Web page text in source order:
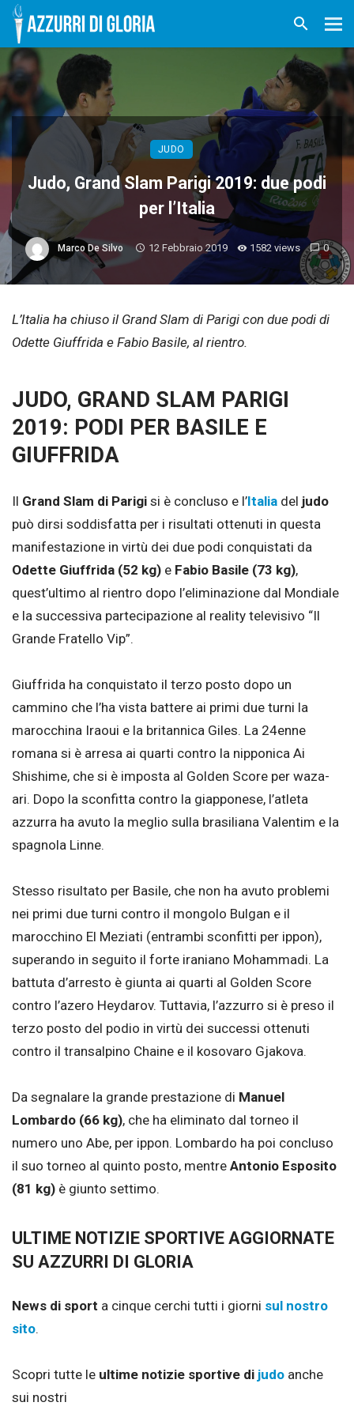
JUDO
Judo, Grand Slam Parigi 2019: due podi
per l’Italia
Marco De Silvo 12 Febbraio 2019 1582 views 0
L’Italia ha chiuso il Grand Slam di Parigi con due podi di
Odette Giuffrida e Fabio Basile, al rientro.
JUDO, GRAND SLAM PARIGI
2019: PODI PER BASILE E
GIUFFRIDA
Il Grand Slam di Parigi si è concluso e l’Italia del judo
può dirsi soddisfatta per i risultati ottenuti in questa
manifestazione in virtù dei due podi conquistati da
Odette Giuffrida (52 kg) e Fabio Basile (73 kg),
quest’ultimo al rientro dopo l’eliminazione dal Mondiale
e la successiva partecipazione al reality televisivo “Il
Grande Fratello Vip”.
Giuffrida ha conquistato il terzo posto dopo un
cammino che l’ha vista battere ai primi due turni la
marocchina Iraoui e la britannica Giles. La 24enne
romana si è arresa ai quarti contro la nipponica Ai
Shishime, che si è imposta al Golden Score per waza-
ari. Dopo la sconfitta contro la giapponese, l’atleta
azzurra ha avuto la meglio sulla brasiliana Valentim e la
spagnola Linne.
Stesso risultato per Basile, che non ha avuto problemi
nei primi due turni contro il mongolo Bulgan e il
marocchino El Meziati (entrambi sconfitti per ippon),
superando in seguito il forte iraniano Mohammadi. La
battuta d’arresto è giunta ai quarti al Golden Score
contro l’azero Heydarov. Tuttavia, l’azzurro si è preso il
terzo posto del podio in virtù dei successi ottenuti
contro il transalpino Chaine e il kosovaro Gjakova.
Da segnalare la grande prestazione di Manuel
Lombardo (66 kg), che ha eliminato dal torneo il
numero uno Abe, per ippon. Lombardo ha poi concluso
il suo torneo al quinto posto, mentre Antonio Esposito
(81 kg) è giunto settimo.
ULTIME NOTIZIE SPORTIVE AGGIORNATE
SU AZZURRI DI GLORIA
News di sport a cinque cerchi tutti i giorni sul nostro
sito.
Scopri tutte le ultime notizie sportive di judo anche
sui nostri